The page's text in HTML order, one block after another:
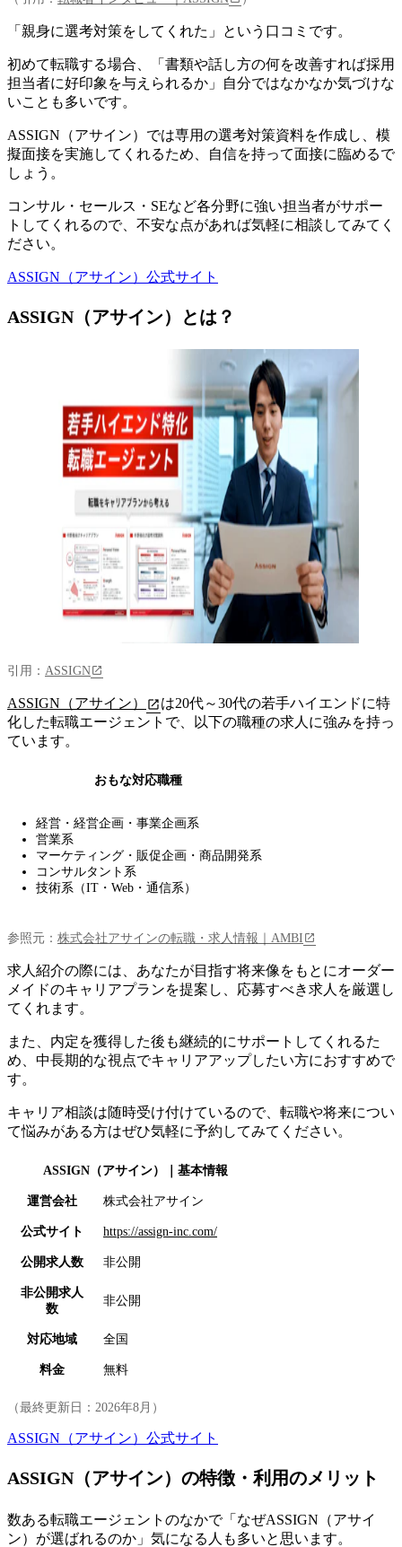
「親身に選考対策をしてくれた」という口コミです。
初めて転職する場合、「書類や話し方の何を改善すれば採用
担当者に好印象を与えられるか」自分ではなかなか気づけな
いことも多いです。
ASSIGN（アサイン）では専用の選考対策資料を作成し、模
擬面接を実施してくれるため、自信を持って面接に臨めるで
しょう。
コンサル・セールス・SEなど各分野に強い担当者がサポー
トしてくれるので、不安な点があれば気軽に相談してみてく
ださい。
ASSIGN（アサイン）公式サイト
ASSIGN（アサイン）とは？
引用： ASSIGN
ASSIGN（アサイン）
は20代～30代の若手ハイエンドに特
化した転職エージェントで、以下の職種の求人に強みを持っ
ています。
おもな対応職種
経営・経営企画・事業企画系
営業系
マーケティング・販促企画・商品開発系
コンサルタント系
技術系（IT・Web・通信系）
参照元： 株式会社アサインの転職・求人情報｜AMBI
求人紹介の際には、あなたが目指す将来像をもとにオーダー
メイドのキャリアプランを提案し、応募すべき求人を厳選し
てくれます。
また、内定を獲得した後も継続的にサポートしてくれるた
め、中長期的な視点でキャリアアップしたい方におすすめで
す。
キャリア相談は随時受け付けているので、転職や将来につい
て悩みがある方はぜひ気軽に予約してみてください。
ASSIGN（アサイン） ｜基本情報
運営会社 株式会社アサイン
公式サイト https://assign-inc.com/
公開求人数 非公開
非公開求人
数
非公開
対応地域 全国
料金 無料
（最終更新日： 2026年8月 ）
ASSIGN（アサイン）公式サイト
ASSIGN（アサイン）の特徴・利用のメリット
数ある転職エージェントのなかで「なぜASSIGN（アサイ
ン）が選ばれるのか」気になる人も多いと思います。